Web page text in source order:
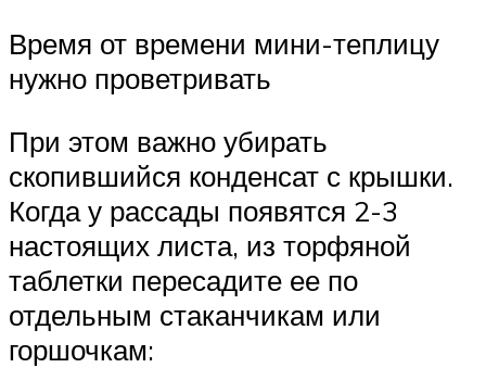
Время от времени мини-теплицу
нужно проветривать
При этом важно убирать
скопившийся конденсат с крышки.
Когда у рассады появятся 2-3
настоящих листа, из торфяной
таблетки пересадите ее по
отдельным стаканчикам или
горшочкам: